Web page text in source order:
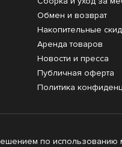
Обмен и возврат
Накопительные
Аренда товаров
Новости и пресса
Публичная оферта
Политика
по использованию